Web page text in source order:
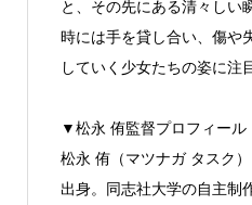
と、その先にある清々しい
時には手を貸し合い、傷や
していく少女たちの姿に注
▼松永 侑監督プロフィール
松永 侑（マツナガ タスク
出身。同志社大学の自主制